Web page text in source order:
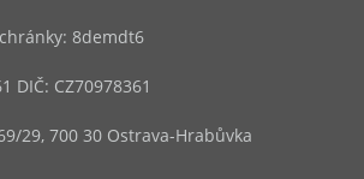
8demdt6
DIČ: CZ70978361
29, 700 30 Ostrava-Hrabůvka